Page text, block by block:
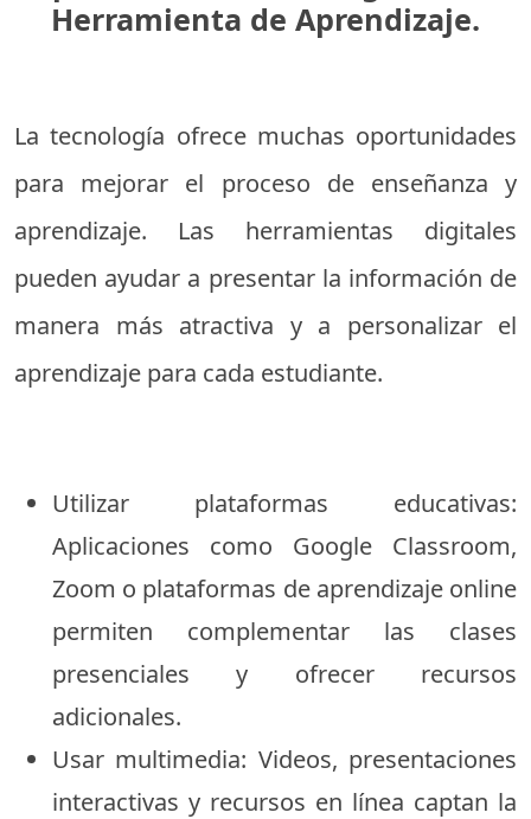
Herramienta de Aprendizaje.
La tecnología ofrece muchas oportunidades
para mejorar el proceso de enseñanza y
aprendizaje. Las herramientas digitales
pueden ayudar a presentar la información de
manera más atractiva y a personalizar el
aprendizaje para cada estudiante.
Utilizar plataformas educativas:
Aplicaciones como Google Classroom,
Zoom o plataformas de aprendizaje online
permiten complementar las clases
presenciales y ofrecer recursos
adicionales.
Usar multimedia: Videos, presentaciones
interactivas y recursos en línea captan la